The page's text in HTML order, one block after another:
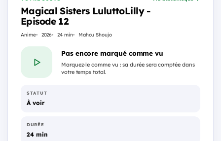
Magical Sisters LuluttoLilly -
Episode 12
Anime 2026 24 min Mahou Shoujo
Pas encore marqué comme vu
Marquez-le comme vu : sa durée sera comptée dans
votre temps total.
STATUT
À voir
DURÉE
24 min